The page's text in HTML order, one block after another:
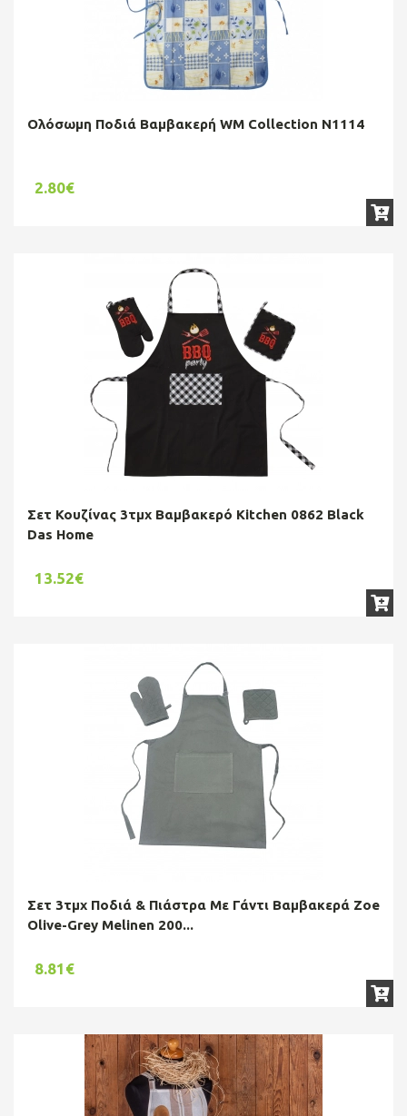
Ολόσωμη Ποδιά Βαμβακερή WM Collection N1114
2.80€
Σετ Κουζίνας 3τμχ Βαμβακερό Kitchen 0862 Black
Das Home
13.52€
Σετ 3τμχ Ποδιά & Πιάστρα Με Γάντι Βαμβακερά Zoe
Olive-Grey Melinen 200...
8.81€